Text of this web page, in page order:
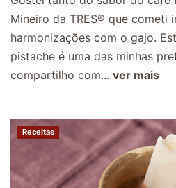
Mineiro da TRES® que cometi
harmonizações com o gajo.
pistache é uma das minhas
compartilho com... ver mais
Receitas